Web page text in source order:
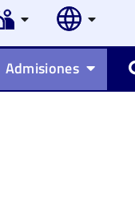
Admisiones